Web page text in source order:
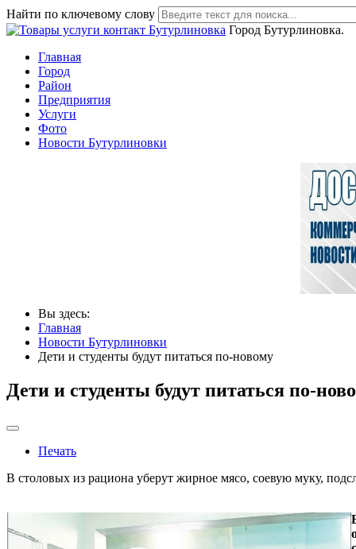
Найти по ключевому слову
Город Бутурлиновка.
Главная
Город
Район
Предприятия
Услуги
Фото
Новости Бутурлиновки
Вы здесь:
Главная
Новости Бутурлиновки
Дети и студенты будут питаться по-новому
Дети и студенты будут питаться по-
Печать
В столовых из рациона уберут жирное мясо, соевую муку,